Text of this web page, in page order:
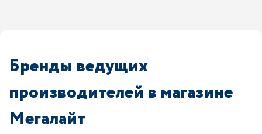
Бренды ведущих
производителей в магазине
Мегалайт